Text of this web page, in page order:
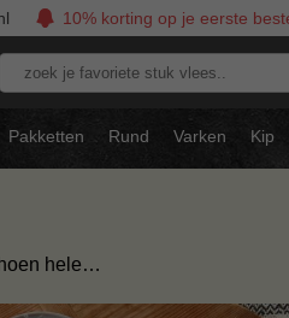
10% korting op je eerste
Zoek
stuk
vlees..
Pakketten Rund Varken Kip
hele…